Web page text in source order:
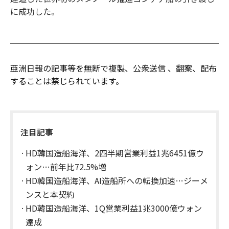
に成功した。
亜洲日報の記事等を無断で複製、公衆送信 、翻案、配布
することは禁じられています。
注目記事
HD韓国造船海洋、2四半期営業利益1兆6451億ウ
ォン…前年比72.5%増
HD韓国造船海洋、AI造船所への転換加速…ジーメ
ンスと本契約
HD韓国造船海洋、1Q営業利益1兆3000億ウォン
達成